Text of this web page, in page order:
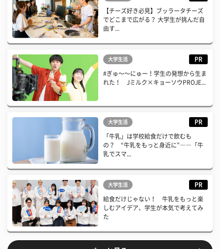
【チーズ好き必見】ブッラータチーズ
でどこまで広がる？ 大学生が挑んだ自
由す...
大学生活 PR
#ぎゅ〜〜にゅー！学生の発想から生ま
れた！ Jミルク×キョーソウPROJE...
大学生活 PR
「牛乳」は学校給食だけで飲むも
の？ “牛乳をもっと身近に”――「牛
乳でスマ...
大学生活 PR
給食だけじゃない！ 牛乳をもっと楽
しむアイデア、学生が本気で考えてみ
た